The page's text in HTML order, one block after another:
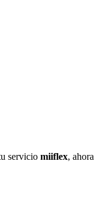
servicio miiflex, ahora